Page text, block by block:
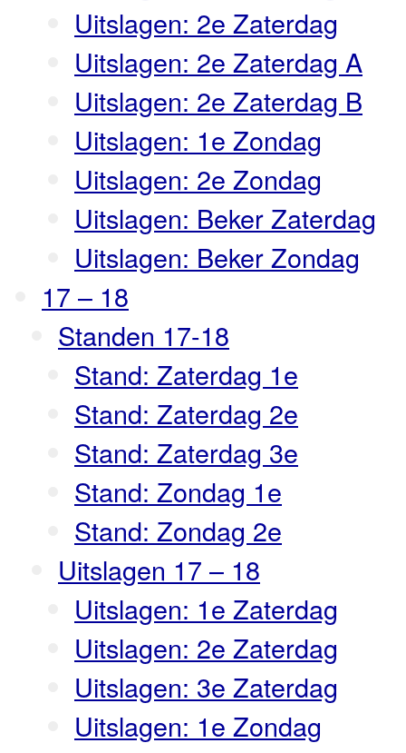
Uitslagen: 2e Zaterdag
Uitslagen: 2e Zaterdag A
Uitslagen: 2e Zaterdag B
Uitslagen: 1e Zondag
Uitslagen: 2e Zondag
Uitslagen: Beker Zaterdag
Uitslagen: Beker Zondag
17 – 18
Standen 17-18
Stand: Zaterdag 1e
Stand: Zaterdag 2e
Stand: Zaterdag 3e
Stand: Zondag 1e
Stand: Zondag 2e
Uitslagen 17 – 18
Uitslagen: 1e Zaterdag
Uitslagen: 2e Zaterdag
Uitslagen: 3e Zaterdag
Uitslagen: 1e Zondag